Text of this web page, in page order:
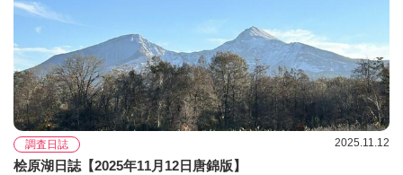
調査日誌 2025.11.12
桧原湖日誌【2025年11月12日唐錦版】